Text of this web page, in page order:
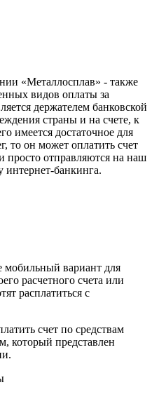
«Металлосплав» - также
видов оплаты за
держателем банковской
страны и на счете, к
имеется достаточное для
то он может оплатить счет
отправляются на наш
интернет-банкинга.
мобильный вариант для
расчетного счета или
расплатиться с
счет по средствам
который представлен